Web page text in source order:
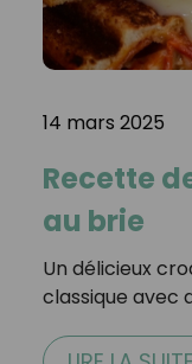
14 mars 2025
Recette
au brie
Un délicieux
classique avec